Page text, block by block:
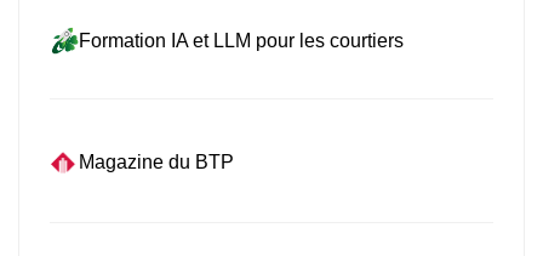
Formation IA et LLM pour les courtiers
Magazine du BTP